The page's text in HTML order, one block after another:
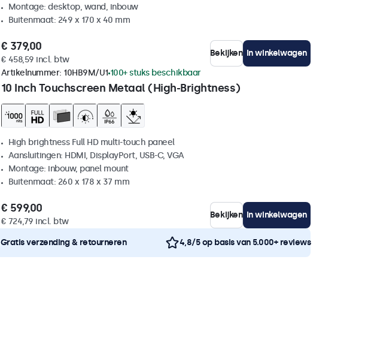
Montage: desktop, wand, inbouw
Buitenmaat: 249 x 170 x 40 mm
€ 379,00
€ 458,59 incl. btw
Bekijken In winkelwagen
10 Inch Touchscreen Metaal (High-Brightness)
Artikelnummer: 10HB9M/U1 100+ stuks beschikbaar
High brightness Full HD multi-touch paneel
Aansluitingen: HDMI, DisplayPort, USB-C, VGA
Montage: inbouw, panel mount
Buitenmaat: 260 x 178 x 37 mm
€ 599,00
€ 724,79 incl. btw
Bekijken In winkelwagen
Gratis verzending & retourneren 4,8/5 op basis van 5.000+ reviews